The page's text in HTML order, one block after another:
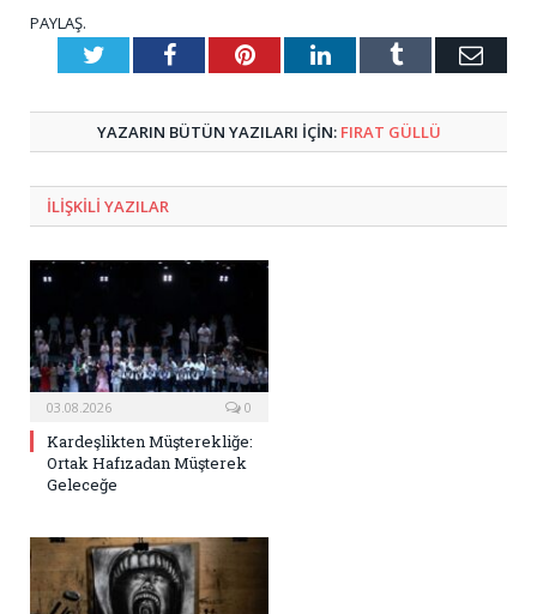
PAYLAŞ.
TwitterFacebookPinterestLinkedInTumblr E-
YAZARIN BÜTÜN YAZILARI IÇIN: FIRAT GÜLLÜ
ILIŞKILI YAZILAR
03.08.2026 0
Kardeşlikten Müşterekliğe:
Ortak Hafızadan Müşterek
Geleceğe